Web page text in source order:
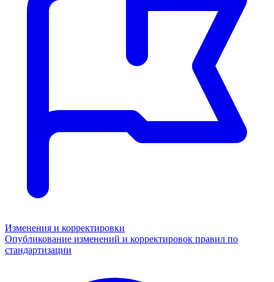
Изменения и корректировки
Опубликование изменений и корректировок правил по
стандартизации